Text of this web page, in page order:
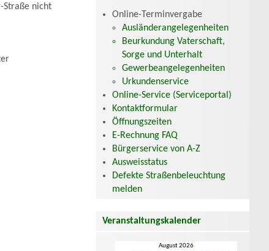
Straße nicht
Online-Terminvergabe
Ausländerangelegenheiten
Beurkundung Vaterschaft,
Sorge und Unterhalt
Gewerbeangelegenheiten
Urkundenservice
Online-Service (Serviceportal)
Kontaktformular
Öffnungszeiten
E-Rechnung FAQ
Bürgerservice von A-Z
Ausweisstatus
Defekte Straßenbeleuchtung
melden
Veranstaltungskalender
August 2026